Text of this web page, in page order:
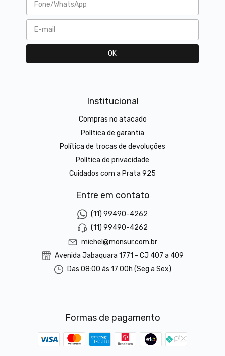
Institucional
Compras no atacado
Política de garantia
Política de trocas de devoluções
Política de privacidade
Cuidados com a Prata 925
Entre em contato
(11) 99490-4262
(11) 99490-4262
michel@monsur.com.br
Avenida Jabaquara 1771 - CJ 407 a 409
Das 08:00 ás 17:00h (Seg a Sex)
Formas de pagamento